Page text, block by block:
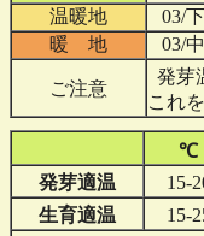
温暖地
03/
暖 地
03/
ご注意
発芽
これ
℃
発芽適温
15-
生育適温
15-